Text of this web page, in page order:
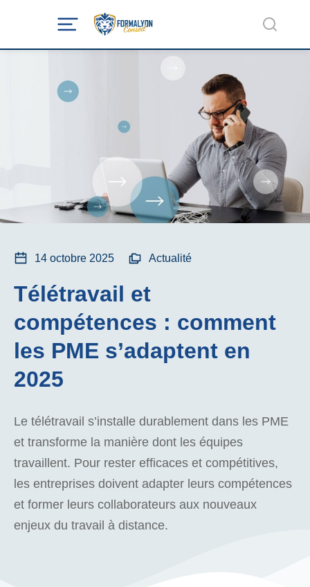
14 octobre 2025 Actualité
Télétravail et
compétences : comment
les PME s’adaptent en
2025
Le télétravail s’installe durablement dans les PME
et transforme la manière dont les équipes
travaillent. Pour rester efficaces et compétitives,
les entreprises doivent adapter leurs compétences
et former leurs collaborateurs aux nouveaux
enjeux du travail à distance.